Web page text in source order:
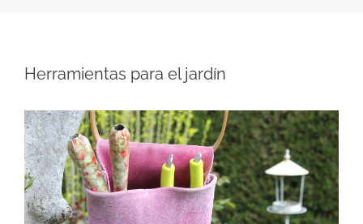
Herramientas para el jardín